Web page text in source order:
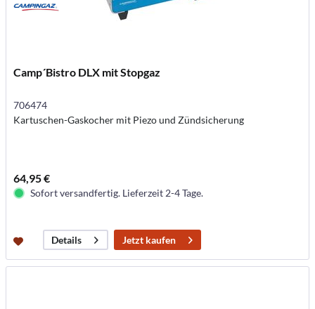
Camp´Bistro DLX mit Stopgaz
706474
Kartuschen-Gaskocher mit Piezo und Zündsicherung
64,95 €
Sofort versandfertig. Lieferzeit 2-4 Tage.
Details Jetzt kaufen